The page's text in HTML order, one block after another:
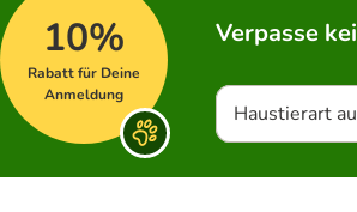
10%
Rabatt für Deine
Anmeldung
Verpasse
Haustierart